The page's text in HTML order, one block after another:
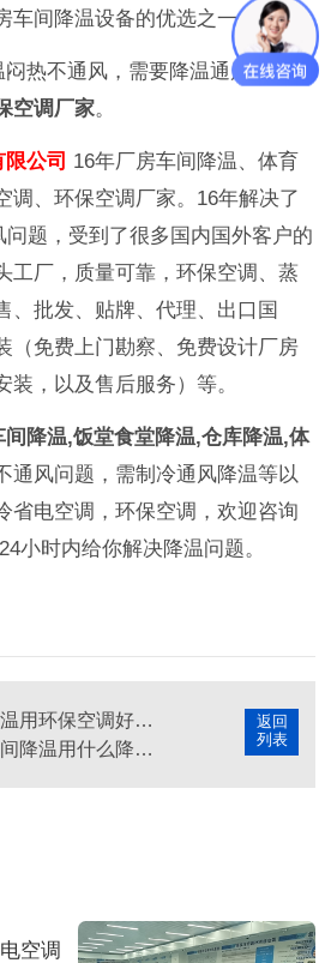
车间降温设备的优选之一。
热不通风，需要降温通风换气
空调厂家。
公司 16年厂房车间降温、体育
调、环保空调厂家。16年解决了
问题，受到了很多国内国外客户的
工厂，质量可靠，环保空调、蒸
、批发、贴牌、代理、出口国
（免费上门勘察、免费设计厂房
装，以及售后服务）等。
间降温,饭堂食堂降温,仓库降温,体
通风问题，需制冷通风降温等以
省电空调，环保空调，欢迎咨询
24小时内给你解决降温问题。
返回
列表
工业厂房降温用环保空调好，不仅降温效果好，费用还低！
高温厂房车间降温用什么降温设备好？企业都在用环保空调为厂房降温！
空调